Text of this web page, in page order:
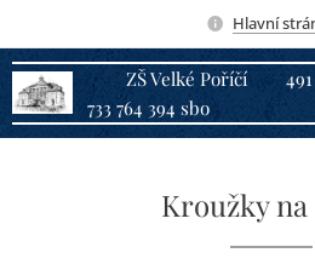
Hlavní
ZŠ Velké Poříčí 491
733 764 394 sbo
Kroužky na